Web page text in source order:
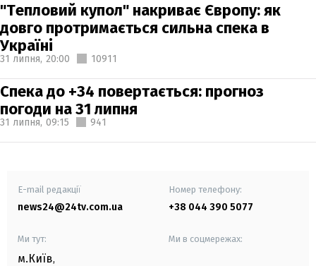
"Тепловий купол" накриває Європу: як
довго протримається сильна спека в
Україні
31 липня, 20:00 10911
Спека до +34 повертається: прогноз
погоди на 31 липня
31 липня, 09:15 941
E-mail редакції
news24@24tv.com.ua
Номер телефону:
+38 044 390 5077
Ми тут:
м.Київ,
Ми в соцмережах: